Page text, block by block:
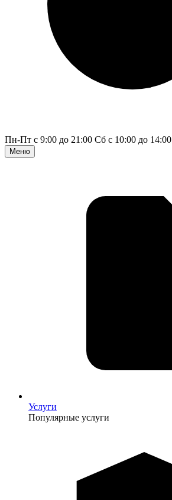
Пн-Пт с 9:00 до 21:00 Сб с 10:00 до 14:00
Меню
Услуги
Популярные услуги